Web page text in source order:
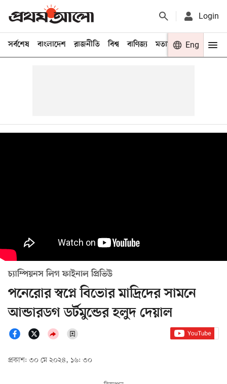
Login
সর্বশেষ বাংলাদেশ রাজনীতি বিশ্ব বাণিজ্য মতামত খেলা
Eng
চ্যাম্পিয়নস লিগ ফাইনাল প্রিভিউ
পনেরোর স্বপ্নে বিভোর মাদ্রিদের সামনে
আন্ডারডগ ডর্টমুন্ডের হলুদ দেয়াল
প্রকাশ: ৩০ মে ২০২৪, ১৬: ৩০